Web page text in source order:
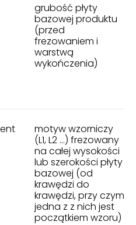
grubość płyty
bazowej produktu
(przed
frezowaniem i
warstwą
wykończenia)
motyw wzorniczy
(L1, L2 ...) frezowany
na całej wysokości
lub szerokości płyty
bazowej (od
krawędzi do
krawędzi, przy czym
jedna z z nich jest
początkiem wzoru)